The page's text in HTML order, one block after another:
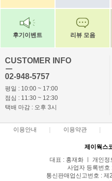
후기이벤트 리뷰 모음
CUSTOMER INFO
ㅡ
02-948-5757
평일 : 10:00 ~ 17:00
점심 : 11:30 ~ 12:30
택배 마감 : 오후 3시
이용안내 이용약관
제이웍스
대표 : 홍재화 ㅣ 개인
사업자 등록번
통신판매업신고번호 :